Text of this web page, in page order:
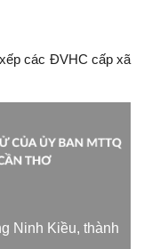
các ĐVHC cấp xã
Ninh Kiều, thành